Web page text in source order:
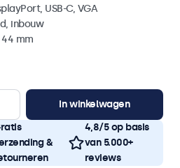
USB-C, VGA
inbouw
44 mm
In winkelwagen
&
4,8/5 op basis
van 5.000+
reviews